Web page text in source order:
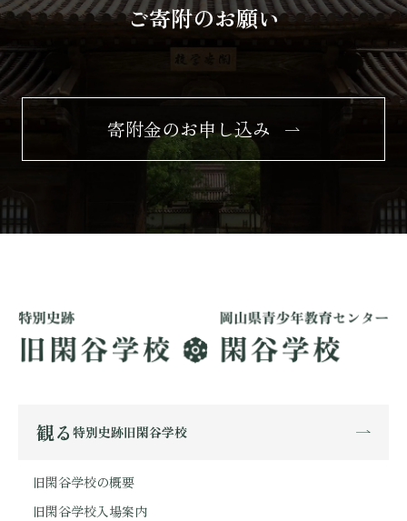
ご寄附のお願い
寄附金のお申し込み
観る 特別史跡旧閑谷学校
旧閑谷学校の概要
旧閑谷学校入場案内